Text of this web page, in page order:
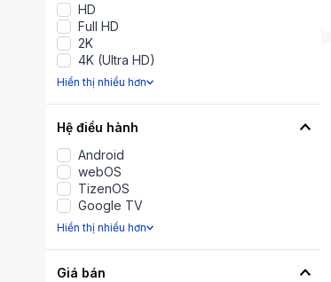
HD
Full HD
2K
4K (Ultra HD)
Hiển thị nhiểu hơn
Hệ điều hành
Android
webOS
TizenOS
Google TV
Hiển thị nhiểu hơn
Giá bán